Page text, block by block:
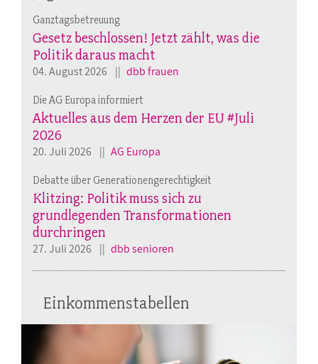
Ganztagsbetreuung
Gesetz beschlossen! Jetzt zählt, was die
Politik daraus macht
04. August 2026 dbb frauen
Die AG Europa informiert
Aktuelles aus dem Herzen der EU #Juli
2026
20. Juli 2026 AG Europa
Debatte über Generationengerechtigkeit
Klitzing: Politik muss sich zu
grundlegenden Transformationen
durchringen
27. Juli 2026 dbb senioren
Einkommenstabellen